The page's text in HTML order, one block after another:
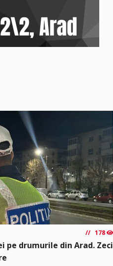
178
pe drumurile din Arad. Zeci